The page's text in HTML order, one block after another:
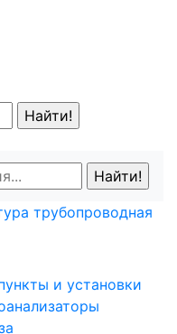
трубопроводная
и установки